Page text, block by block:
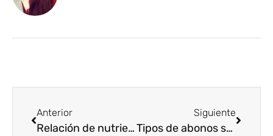
Anterior
Relación de nutrientes de Mulder y Liebig
Siguiente
Tipos de abonos según la necesidad de tus cultivos